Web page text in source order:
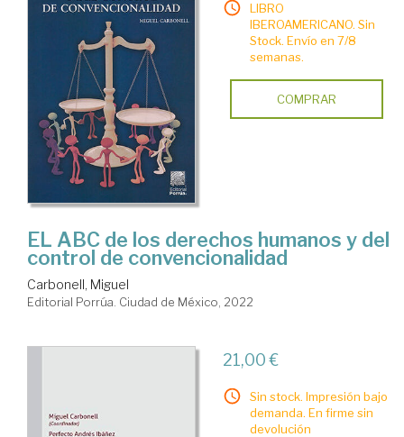
LIBRO
IBEROAMERICANO. Sin
Stock. Envío en 7/8
semanas.
COMPRAR
EL ABC de los derechos humanos y del
control de convencionalidad
Carbonell, Miguel
Editorial Porrúa. Ciudad de México, 2022
21,00 €
Sin stock. Impresión bajo
demanda. En firme sin
devolución